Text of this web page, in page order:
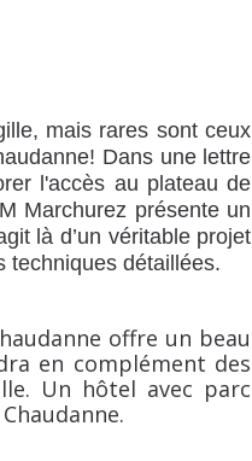
mais rares sont ceux
Dans une lettre
l'accès au plateau de
Marchurez présente un
là d’un véritable projet
techniques détaillées.
offre un beau
en complément des
Un hôtel avec parc